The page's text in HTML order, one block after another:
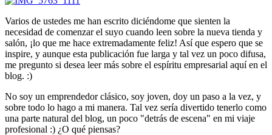
Varios de ustedes me han escrito diciéndome que sienten la
necesidad de comenzar el suyo cuando leen sobre la nueva tienda y
salón, ¡lo que me hace extremadamente feliz! Así que espero que se
inspire, y aunque esta publicación fue larga y tal vez un poco difusa,
me pregunto si desea leer más sobre el espíritu empresarial aquí en el
blog. :)
No soy un emprendedor clásico, soy joven, doy un paso a la vez, y
sobre todo lo hago a mi manera. Tal vez sería divertido tenerlo como
una parte natural del blog, un poco "detrás de escena" en mi viaje
profesional :) ¿O qué piensas?